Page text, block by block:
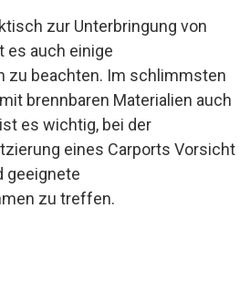
zur Unterbringung von
es auch einige
zu beachten. Im schlimmsten
brennbaren Materialien auch
es wichtig, bei der
eines Carports Vorsicht
geeignete
zu treffen.